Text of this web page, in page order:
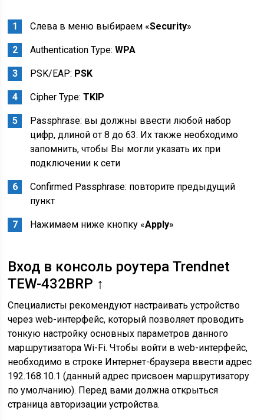
Слева в меню выбираем «Security»
Authentication Type:WPA
PSK/EAP: PSK
Cipher Type:TKIP
Passphrase: вы должны ввести любой набор
цифр, длиной от 8 до 63. Их также необходимо
запомнить, чтобы Вы могли указать их при
подключении к сети
Confirmed Passphrase: повторите предыдущий
пункт
Нажимаем ниже кнопку «Apply»
Вход в консоль роутера Trendnet
TEW-432BRP ↑
Специалисты рекомендуют настраивать устройство
через web-интерфейс, который позволяет проводить
тонкую настройку основных параметров данного
маршрутизатора Wi-Fi. Чтобы войти в web-интерфейс,
необходимо в строке Интернет-браузера ввести адрес
192.168.10.1 (данный адрес присвоен маршрутизатору
по умолчанию). Перед вами должна открыться
страница авторизации устройства.